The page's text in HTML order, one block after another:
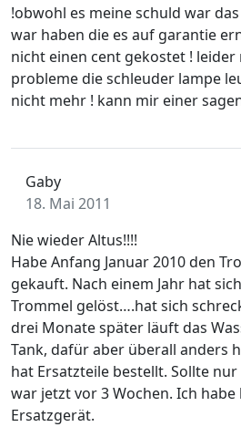
!obwohl es meine schuld war
war haben die es auf garantie
nicht einen cent gekostet !
probleme die schleuder lampe
nicht mehr ! kann mir einer
Gaby
18. Mai 2011
Nie wieder Altus!!!!
Habe Anfang Januar 2010 den
gekauft. Nach einem Jahr hat
Trommel gelöst….hat sich
drei Monate später läuft das
Tank, dafür aber überall anders
hat Ersatzteile bestellt. Sollte
war jetzt vor 3 Wochen. Ich
Ersatzgerät.